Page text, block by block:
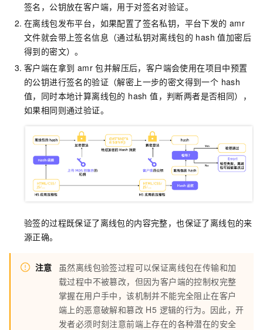
签名，公钥放在客户端，用于对签名对验证。
在离线包发布平台，如果配置了签名私钥，平台下发的 amr
文件就会带上签名信息（通过私钥对离线包的 hash 值加密后
得到的密文）。
客户端在拿到 amr 包并解压后，客户端会使用在项目中预置
的公钥进行签名的验证（解密上一步的密文得到一个 hash
值，同时本地计算离线包的 hash 值，判断两者是否相同），
如果相同则通过验证。
验签的过程既保证了离线包的内容完整，也保证了离线包的来
源正确。
注意
虽然离线包验签过程可以保证离线包在传输和加
载过程中不被篡改，但因为客户端的控制权完整
掌握在用户手中，该机制并不能完全阻止在客户
端上的恶意破解和篡改 H5 逻辑的行为。因此，开
发者必须时刻注意前端上存在的各种潜在的安全